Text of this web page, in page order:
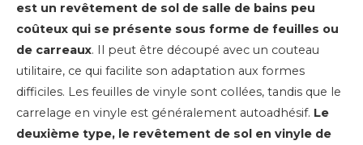
est un revêtement de sol de salle de bains peu
coûteux qui se présente sous forme de feuilles ou
de carreaux. Il peut être découpé avec un couteau
utilitaire, ce qui facilite son adaptation aux formes
difficiles. Les feuilles de vinyle sont collées, tandis que le
carrelage en vinyle est généralement autoadhésif. Le
deuxième type, le revêtement de sol en vinyle de